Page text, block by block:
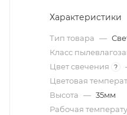
Характеристики
Тип товара —
Класс
Цвет свечения
?
Цветовая
Высота — 35мм
Рабочая